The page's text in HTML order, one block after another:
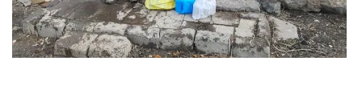
unsere